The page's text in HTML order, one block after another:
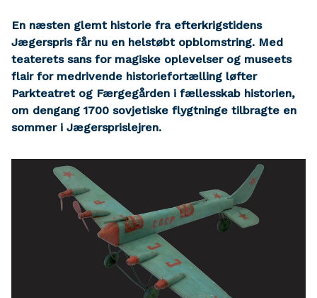
En næsten glemt historie fra efterkrigstidens
Jægerspris får nu en helstøbt opblomstring. Med
teaterets sans for magiske oplevelser og museets
flair for medrivende historiefortælling løfter
Parkteatret og Færgegården i fællesskab historien,
om dengang 1700 sovjetiske flygtninge tilbragte en
sommer i Jægersprislejren.